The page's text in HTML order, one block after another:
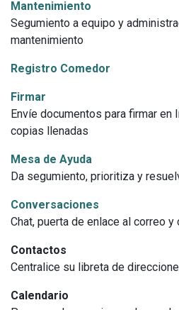
Mantenimiento
Segumiento a equipo y
mantenimiento
Registro Comedor
Firmar
Envíe documentos para firmar en
copias llenadas
Mesa de Ayuda
Da segumiento, prioritiza y
Conversaciones
Chat, puerta de enlace al correo
Contactos
Centralice su libreta de
Calendario